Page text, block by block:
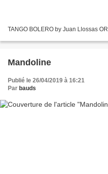
TANGO BOLERO by Juan Llossas
Mandoline
Publié le 26/04/2019 à 16:21
Par bauds